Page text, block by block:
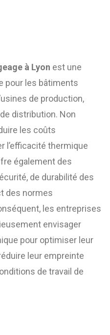
à Lyon est une
pour les bâtiments
de production,
distribution. Non
les coûts
l’efficacité thermique
également des
de durabilité des
des normes
les entreprises
envisager
pour optimiser leur
leur empreinte
de travail de